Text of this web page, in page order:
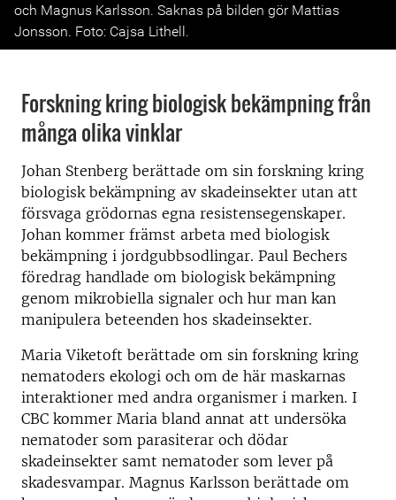
och Magnus Karlsson. Saknas på bilden gör Mattias
Jonsson. Foto: Cajsa Lithell.
Forskning kring biologisk bekämpning från
många olika vinklar
Johan Stenberg berättade om sin forskning kring
biologisk bekämpning av skadeinsekter utan att
försvaga grödornas egna resistensegenskaper.
Johan kommer främst arbeta med biologisk
bekämpning i jordgubbsodlingar. Paul Bechers
föredrag handlade om biologisk bekämpning
genom mikrobiella signaler och hur man kan
manipulera beteenden hos skadeinsekter.
Maria Viketoft berättade om sin forskning kring
nematoders ekologi och om de här maskarnas
interaktioner med andra organismer i marken. I
CBC kommer Maria bland annat att undersöka
nematoder som parasiterar och dödar
skadeinsekter samt nematoder som lever på
skadesvampar. Magnus Karlsson berättade om